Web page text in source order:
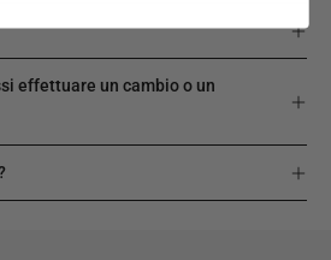
effettuare un cambio o un